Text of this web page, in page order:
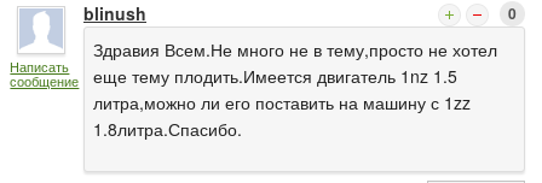
Написать
сообщение
blinush 0
Здравия Всем.Не много не в тему,просто не хотел
еще тему плодить.Имеется двигатель 1nz 1.5
литра,можно ли его поставить на машину с 1zz
1.8литра.Спасибо.